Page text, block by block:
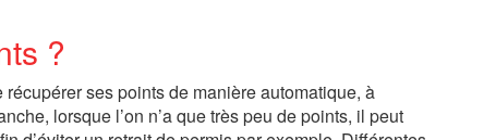
?
ses points de manière automatique, à
lorsque l’on n’a que très peu de points, il peut